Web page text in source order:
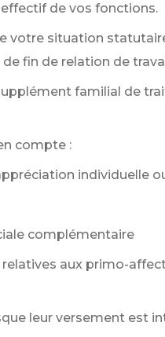
de vos fonctions.
situation
fin de relation de
familial de
compte :
individuelle
complémentaire
aux primo-
leur versement est